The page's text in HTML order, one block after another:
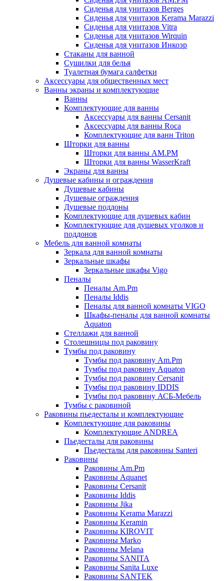
Сиденья для унитазов Berges
Сиденья для унитазов Kerama Marazzi
Сиденья для унитазов Vitra
Сиденья для унитазов Wirquin
Сиденья для унитазов Инкоэр
Стаканы для ванной
Сушилки для белья
Туалетная бумага салфетки
Аксессуары для общественных мест
Ванны экраны и комплектующие
Ванны
Комплектующие для ванны
Аксессуары для ванны Cersanit
Аксессуары для ванны Roca
Комплектующие для ванн Triton
Шторки для ванны
Шторки для ванны AM.PM
Шторки для ванны WasserKraft
Экраны для ванны
Душевые кабины и ограждения
Душевые кабины
Душевые ограждения
Душевые поддоны
Комплектующие для душевых кабин
Комплектующие для душевых уголков и
поддонов
Мебель для ванной комнаты
Зеркала для ванной комнаты
Зеркальные шкафы
Зеркальные шкафы Vigo
Пеналы
Пеналы Am.Pm
Пеналы Iddis
Пеналы для ванной комнаты VIGO
Шкафы-пеналы для ванной комнаты
Aquaton
Стеллажи для ванной
Столешницы под раковину
Тумбы под раковину
Тумбы под раковину Am.Pm
Тумбы под раковину Aquaton
Тумбы под раковину Cersanit
Тумбы под раковину IDDIS
Тумбы под раковину АСБ-Мебель
Тумбы с раковиной
Раковины пьедесталы и комплектующие
Комплектующие для раковины
Комплектующие ANDREA
Пьедесталы для раковины
Пьедесталы для раковины Santeri
Раковины
Раковины Am.Pm
Раковины Aquanet
Раковины Cersanit
Раковины Iddis
Раковины Jika
Раковины Kerama Marazzi
Раковины Keramin
Раковины KIROVIT
Раковины Marko
Раковины Melana
Раковины SANITA
Раковины Sanita Luxe
Раковины SANTEK